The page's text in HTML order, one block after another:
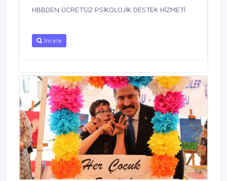
HBBDEN ÜCRETSİZ PSİKOLOJİK DESTEK HİZMETİ
İncele